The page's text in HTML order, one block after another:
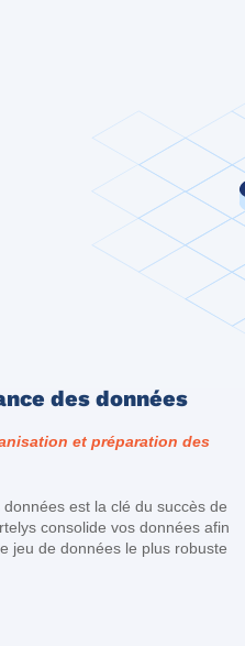
des données
et préparation des
est la clé du succès de
consolide vos données afin
jeu de données le plus robuste